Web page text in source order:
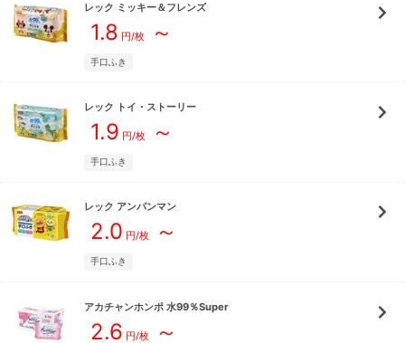
レック ミッキー＆フレンズ
1.8 円/枚～
手口ふき
レック トイ・ストーリー
1.9 円/枚～
手口ふき
レック アンパンマン
2.0 円/枚～
手口ふき
アカチャンホンポ 水99％Super
2.6 円/枚～